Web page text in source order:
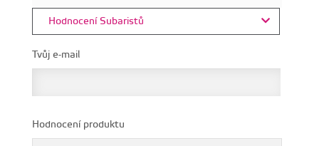
Hodnocení Subaristů
Tvůj e-mail
Hodnocení produktu